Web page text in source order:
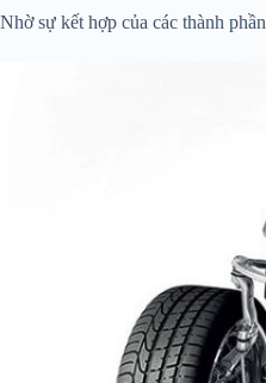
Nhờ sự kết hợp của các thành